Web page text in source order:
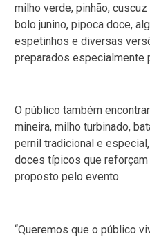
milho verde, pinhão,
bolo junino, pipoca doce,
espetinhos e diversas
preparados especialmente
O público também
mineira, milho turbinado,
pernil tradicional e
doces típicos que reforçam
proposto pelo evento.
“Queremos que o público